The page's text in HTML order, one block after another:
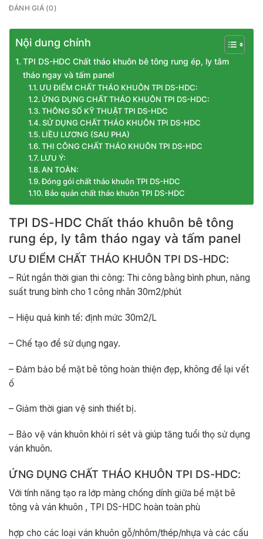
ĐÁNH GIÁ (0)
Nội dung chính
TPI DS-HDC Chất tháo khuôn bê tông rung ép, ly tâm
tháo ngay và tấm panel
ƯU ĐIỂM CHẤT THÁO KHUÔN TPI DS-HDC:
ỨNG DỤNG CHẤT THÁO KHUÔN TPI DS-HDC:
THÔNG SỐ KỸ THUẬT TPI DS-HDC
SỬ DỤNG CHẤT THÁO KHUÔN TPI DS-HDC
LIỀU LƯƠNG (SAU PHA)
THI CÔNG CHẤT THÁO KHUÔN TPI DS-HDC
LƯU Ý:
AN TOÀN:
Đóng gói chất tháo khuôn TPI DS-HDC
Bảo quản chất tháo khuôn TPI DS-HDC
TPI DS-HDC Chất tháo khuôn bê tông
rung ép, ly tâm tháo ngay và tấm panel
ƯU ĐIỂM CHẤT THÁO KHUÔN TPI DS-HDC:
– Rút ngắn thời gian thi công: Thi công bằng bình phun, năng
suất trung bình cho 1 công nhân 30m2/phút
– Hiệu quả kinh tế: định mức 30m2/L
– Chế tạo để sử dụng ngay.
– Đảm bảo bề mặt bê tông hoàn thiện đẹp, không để lại vết
ố
– Giảm thời gian vệ sinh thiết bị.
– Bảo vệ ván khuôn khỏi rỉ sét và giúp tăng tuổi thọ sử dụng
ván khuôn.
ỨNG DỤNG CHẤT THÁO KHUÔN TPI DS-HDC:
Với tính năng tạo ra lớp màng chống dính giữa bề mặt bê
tông và ván khuôn , TPI DS-HDC hoàn toàn phù
hợp cho các loại ván khuôn gỗ/nhôm/thép/nhựa và các cấu